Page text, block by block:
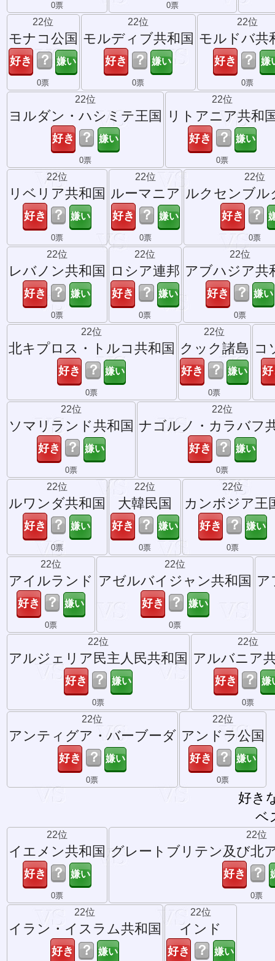
0票 0票
22位
モナコ公国
？
0票
22位
モルディブ共和国
？
0票
22位
モルドバ共
？
0票
22位
ヨルダン・ハシミテ王国
？
0票
22位
リトアニア共和
？
0票
22位
リベリア共和国
？
0票
22位
ルーマニア
？
0票
22位
ルクセンブル
？
0票
22位
レバノン共和国
？
0票
22位
ロシア連邦
？
0票
22位
アブハジア共
？
0票
22位
北キプロス・トルコ共和国
？
0票
22位
クック諸島
？
0票
コ
22位
ソマリランド共和国
？
0票
22位
ナゴルノ・カラバフ
？
0票
22位
ルワンダ共和国
？
0票
22位
大韓民国
？
0票
22位
カンボジア王
？
0票
22位
アイルランド
？
0票
22位
アゼルバイジャン共和国
？
0票
ア
22位
アルジェリア民主人民共和国
？
0票
22位
アルバニア
？
0票
22位
アンティグア・バーブーダ
？
0票
22位
アンドラ公国
？
0票
好き
ベ
22位
イエメン共和国
？
0票
22位
グレートブリテン及び北
？
0票
22位
イラン・イスラム共和国
？
22位
インド
？